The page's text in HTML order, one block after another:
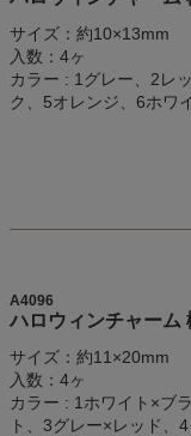
サイズ：約10×13mm
入数：4ヶ
カラー : 1グレー、2レ
ク、5オレンジ、6ホワ
A4096
ハロウィンチャーム
サイズ：約11×20mm
入数：4ヶ
カラー : 1ホワイト×ブ
ト、3グレー×レッド、